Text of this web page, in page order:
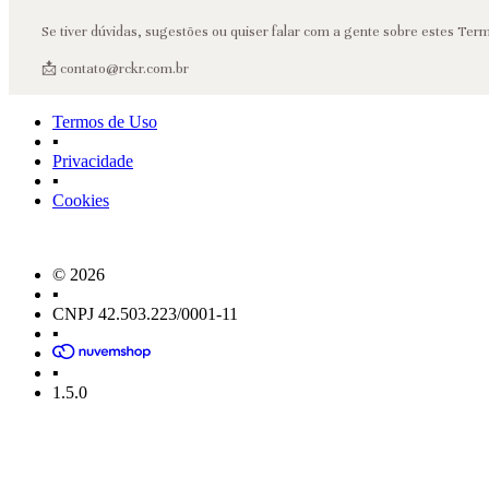
Se tiver dúvidas, sugestões ou quiser falar com a gente sobre estes
📩 contato@rckr.com.br
Termos de Uso
▪
Privacidade
▪
Cookies
© 2026
▪
CNPJ 42.503.223/0001-11
▪
▪
1.5.0